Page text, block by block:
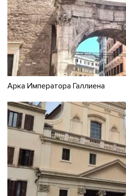
Арка Императора Галлиена